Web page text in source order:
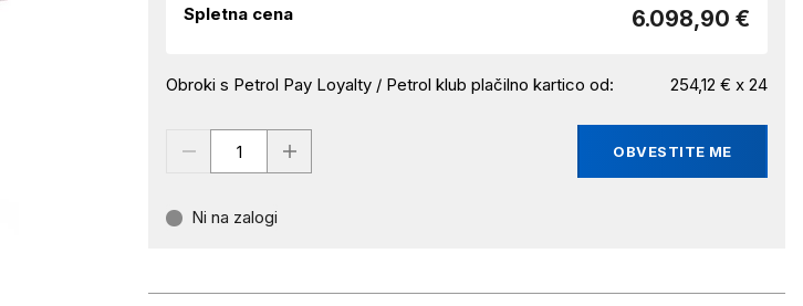
Spletna cena 6.098,90 €
Obroki s Petrol Pay Loyalty / Petrol klub plačilno kartico od: 254,12 € x 24
OBVESTITE ME
Ni na zalogi